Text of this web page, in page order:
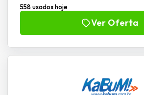
558 usados hoje
Ver Oferta